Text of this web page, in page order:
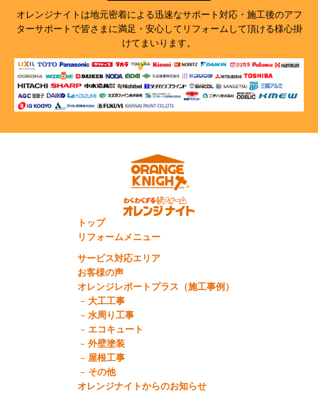
オレンジナイトは地元密着による迅速なサポート対応・施工後のアフ
ターサポートで皆さまに満足・安心してリフォームして頂ける様心掛
けてまいります。
トップ
リフォームメニュー
サービス対応エリア
お客様の声
オレンジレポートプラス（施工事例）
大工工事
水周り工事
エコキュート
外壁塗装
屋根工事
その他
オレンジナイトからのお知らせ